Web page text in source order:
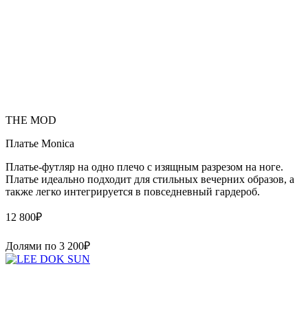
THE MOD
Платье Monica
Платье-футляр на одно плечо с изящным разрезом на ноге.
Платье идеально подходит для стильных вечерних образов, а
также легко интегрируется в повседневный гардероб.
12 800₽
Долями по 3 200₽